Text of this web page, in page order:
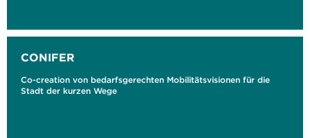
CONIFER
Co-creation von bedarfsgerechten Mobilitätsvisionen für die
Stadt der kurzen Wege